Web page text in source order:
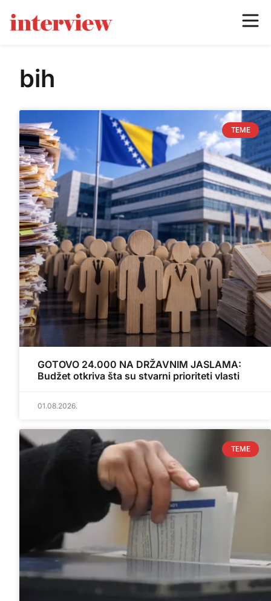
bih
TEME
GOTOVO 24.000 NA DRŽAVNIM JASLAMA:
Budžet otkriva šta su stvarni prioriteti vlasti
01.08.2026.
TEME